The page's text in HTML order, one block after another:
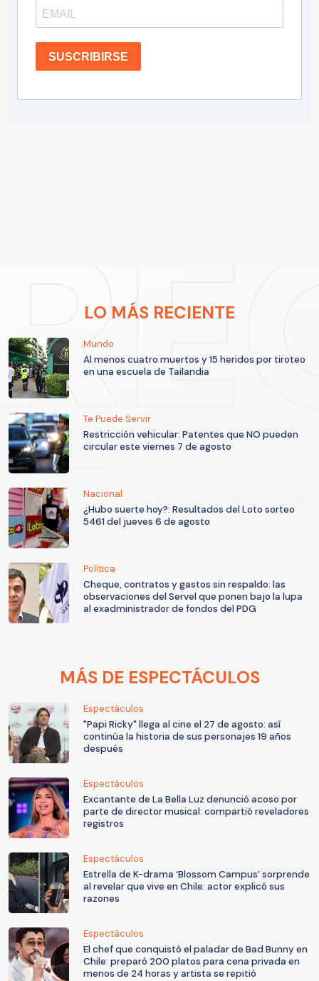
SUSCRIBIRSE
LO MÁS RECIENTE
Mundo
Al menos cuatro muertos y 15 heridos por tiroteo
en una escuela de Tailandia
Te Puede Servir
Restricción vehicular: Patentes que NO pueden
circular este viernes 7 de agosto
Nacional
¿Hubo suerte hoy?: Resultados del Loto sorteo
5461 del jueves 6 de agosto
Política
Cheque, contratos y gastos sin respaldo: las
observaciones del Servel que ponen bajo la lupa
al exadministrador de fondos del PDG
MÁS DE ESPECTÁCULOS
Espectáculos
"Papi Ricky" llega al cine el 27 de agosto: así
continúa la historia de sus personajes 19 años
después
Espectáculos
Excantante de La Bella Luz denunció acoso por
parte de director musical: compartió reveladores
registros
Espectáculos
Estrella de K-drama ‘Blossom Campus’ sorprende
al revelar que vive en Chile: actor explicó sus
razones
Espectáculos
El chef que conquistó el paladar de Bad Bunny en
Chile: preparó 200 platos para cena privada en
menos de 24 horas y artista se repitió